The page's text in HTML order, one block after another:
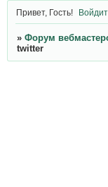
Привет, Гость!
» Форум
twitter